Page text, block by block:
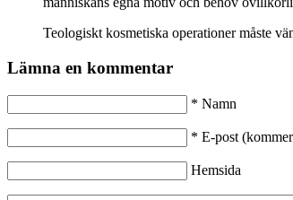
Teologiskt kosmetiska operationer måste
Lämna en kommentar
* Namn
* E-post
Hemsida